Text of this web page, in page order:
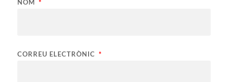
NOM *
CORREU ELECTRÒNIC *